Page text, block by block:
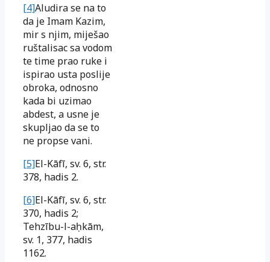
[4]Aludira se na to
da je Imam Kazim,
mir s njim, miješao
ruštalisac sa vodom
te time prao ruke i
ispirao usta poslije
obroka, odnosno
kada bi uzimao
abdest, a usne je
skupljao da se to
ne propse vani.
[5]El-Kāfī, sv. 6, str.
378, hadis 2.
[6]El-Kāfī, sv. 6, str.
370, hadis 2;
Tehzību-l-aḥkām,
sv. 1, 377, hadis
1162.